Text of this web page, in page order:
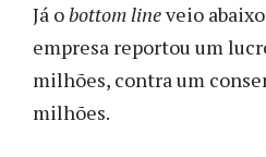
Já obottom lineveio
empresa reportou um
milhões, contra um
milhões.